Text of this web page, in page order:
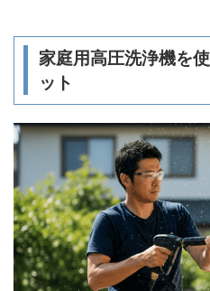
家庭用高圧洗浄機を
ット